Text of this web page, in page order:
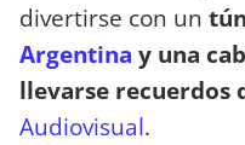
divertirse con un
Argentina y una
llevarse recuerdos
Audiovisual.